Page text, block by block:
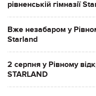
рівненській гімназії
Вже незабаром у
Starland
2 серпня у Рівному
STARLAND